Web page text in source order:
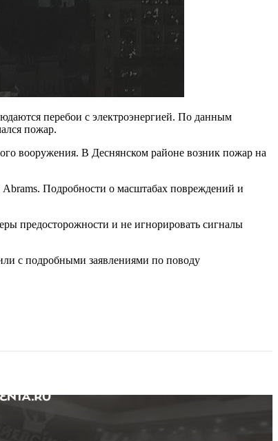
перебои с электроэнергией. По данным
пожар.
вооружения. В Деснянском районе возник пожар на
Abrams. Подробности о масштабах повреждений и
предосторожности и не игнорировать сигналы
с подробными заявлениями по поводу